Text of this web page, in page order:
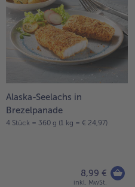
Alaska-Seelachs in
Brezelpanade
4 Stück = 360 g (1 kg = € 24,97)
8,99 €
inkl. MwSt.